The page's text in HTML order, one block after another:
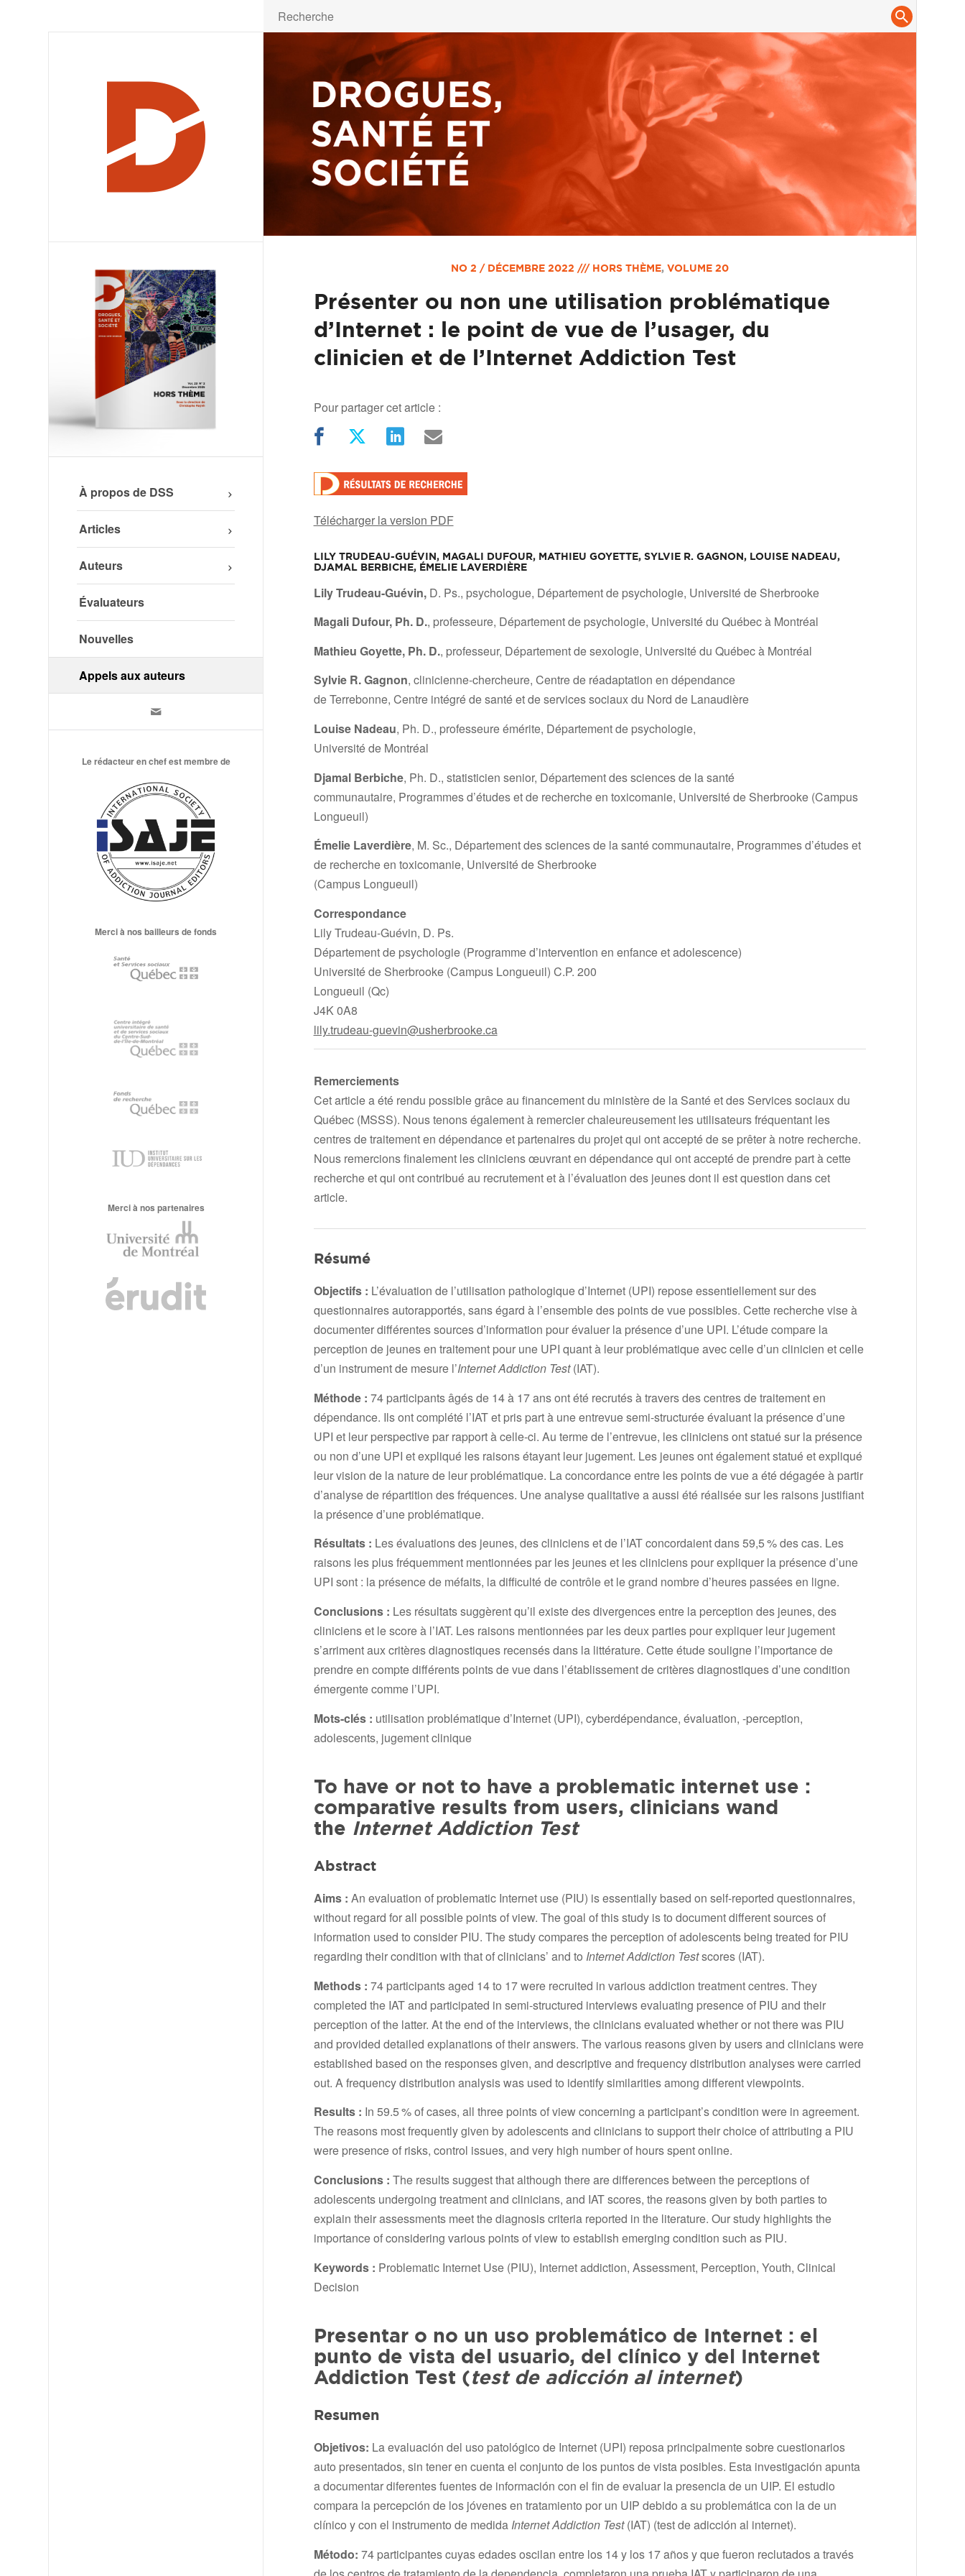
À propos de DSS
Articles
Auteurs
Évaluateurs
Nouvelles
Appels aux auteurs
Le rédacteur en chef est membre de
Merci à nos bailleurs de fonds
Merci à nos partenaires
NO 2 / DÉCEMBRE 2022 /// HORS THÈME, VOLUME 20
Présenter ou non une utilisation problématique
d’Internet : le point de vue de l’usager, du
clinicien et de l’Internet Addiction Test
Pour partager cet article :
Télécharger la version PDF
LILY TRUDEAU-GUÉVIN, MAGALI DUFOUR, MATHIEU GOYETTE, SYLVIE R. GAGNON, LOUISE NADEAU,
DJAMAL BERBICHE, ÉMELIE LAVERDIÈRE
Lily Trudeau-Guévin, D. Ps., psychologue, Département de psychologie, Université de Sherbrooke
Magali Dufour, Ph. D., professeure, Département de psychologie, Université du Québec à Montréal
Mathieu Goyette, Ph. D., professeur, Département de sexologie, Université du Québec à Montréal
Sylvie R. Gagnon, clinicienne-chercheure, Centre de réadaptation en dépendance
de Terrebonne, Centre intégré de santé et de services sociaux du Nord de Lanaudière
Louise Nadeau, Ph. D., professeure émérite, Département de psychologie,
Université de Montréal
Djamal Berbiche, Ph. D., statisticien senior, Département des sciences de la santé
communautaire, Programmes d’études et de recherche en toxicomanie, Université de Sherbrooke (Campus
Longueuil)
Émelie Laverdière, M. Sc., Département des sciences de la santé communautaire, Programmes d’études et
de recherche en toxicomanie, Université de Sherbrooke
(Campus Longueuil)
Correspondance
Lily Trudeau-Guévin, D. Ps.
Département de psychologie (Programme d’intervention en enfance et adolescence)
Université de Sherbrooke (Campus Longueuil) C.P. 200
Longueuil (Qc)
J4K 0A8
lily.trudeau-guevin@usherbrooke.ca
Remerciements
Cet article a été rendu possible grâce au financement du ministère de la Santé et des Services sociaux du
Québec (MSSS). Nous tenons également à remercier chaleureusement les utilisateurs fréquentant les
centres de traitement en dépendance et partenaires du projet qui ont accepté de se prêter à notre recherche.
Nous remercions finalement les cliniciens œuvrant en dépendance qui ont accepté de prendre part à cette
recherche et qui ont contribué au recrutement et à l’évaluation des jeunes dont il est question dans cet
article.
Résumé
Objectifs : L’évaluation de l’utilisation pathologique d’Internet (UPI) repose essentiellement sur des
questionnaires autorapportés, sans égard à l’ensemble des points de vue possibles. Cette recherche vise à
documenter différentes sources d’information pour évaluer la présence d’une UPI. L’étude compare la
perception de jeunes en traitement pour une UPI quant à leur problématique avec celle d’un clinicien et celle
d’un instrument de mesure l’Internet Addiction Test(IAT).
Méthode : 74 participants âgés de 14 à 17 ans ont été recrutés à travers des centres de traitement en
dépendance. Ils ont complété l’IAT et pris part à une entrevue semi-structurée évaluant la présence d’une
UPI et leur perspective par rapport à celle-ci. Au terme de l’entrevue, les cliniciens ont statué sur la présence
ou non d’une UPI et expliqué les raisons étayant leur jugement. Les jeunes ont également statué et expliqué
leur vision de la nature de leur problématique. La concordance entre les points de vue a été dégagée à partir
d’analyse de répartition des fréquences. Une analyse qualitative a aussi été réalisée sur les raisons justifiant
la présence d’une problématique.
Résultats : Les évaluations des jeunes, des cliniciens et de l’IAT concordaient dans 59,5 % des cas. Les
raisons les plus fréquemment mentionnées par les jeunes et les cliniciens pour expliquer la présence d’une
UPI sont : la présence de méfaits, la difficulté de contrôle et le grand nombre d’heures passées en ligne.
Conclusions : Les résultats suggèrent qu’il existe des divergences entre la perception des jeunes, des
cliniciens et le score à l’IAT. Les raisons mentionnées par les deux parties pour expliquer leur jugement
s’arriment aux critères diagnostiques recensés dans la littérature. Cette étude souligne l’importance de
prendre en compte différents points de vue dans l’établissement de critères diagnostiques d’une condition
émergente comme l’UPI.
Mots-clés : utilisation problématique d’Internet (UPI), cyberdépendance, évaluation, -perception,
adolescents, jugement clinique
To have or not to have a problematic internet use :
comparative results from users, clinicians wand
the Internet Addiction Test
Abstract
Aims : An evaluation of problematic Internet use (PIU) is essentially based on self-reported questionnaires,
without regard for all possible points of view. The goal of this study is to document different sources of
information used to consider PIU. The study compares the perception of adolescents being treated for PIU
regarding their condition with that of clinicians’ and to Internet Addiction Testscores (IAT).
Methods : 74 participants aged 14 to 17 were recruited in various addiction treatment centres. They
completed the IAT and participated in semi-structured interviews evaluating presence of PIU and their
perception of the latter. At the end of the interviews, the clinicians evaluated whether or not there was PIU
and provided detailed explanations of their answers. The various reasons given by users and clinicians were
established based on the responses given, and descriptive and frequency distribution analyses were carried
out. A frequency distribution analysis was used to identify similarities among different viewpoints.
Results : In 59.5 % of cases, all three points of view concerning a participant’s condition were in agreement.
The reasons most frequently given by adolescents and clinicians to support their choice of attributing a PIU
were presence of risks, control issues, and very high number of hours spent online.
Conclusions : The results suggest that although there are differences between the perceptions of
adolescents undergoing treatment and clinicians, and IAT scores, the reasons given by both parties to
explain their assessments meet the diagnosis criteria reported in the literature. Our study highlights the
importance of considering various points of view to establish emerging condition such as PIU.
Keywords : Problematic Internet Use (PIU), Internet addiction, Assessment, Perception, Youth, Clinical
Decision
Presentar o no un uso problemático de Internet : el
punto de vista del usuario, del clínico y del Internet
Addiction Test (test de adicción al internet)
Resumen
Objetivos: La evaluación del uso patológico de Internet (UPI) reposa principalmente sobre cuestionarios
auto presentados, sin tener en cuenta el conjunto de los puntos de vista posibles. Esta investigación apunta
a documentar diferentes fuentes de información con el fin de evaluar la presencia de un UIP. El estudio
compara la percepción de los jóvenes en tratamiento por un UIP debido a su problemática con la de un
clínico y con el instrumento de medida Internet Addiction Test(IAT) (test de adicción al internet).
Método: 74 participantes cuyas edades oscilan entre los 14 y los 17 años y que fueron reclutados a través